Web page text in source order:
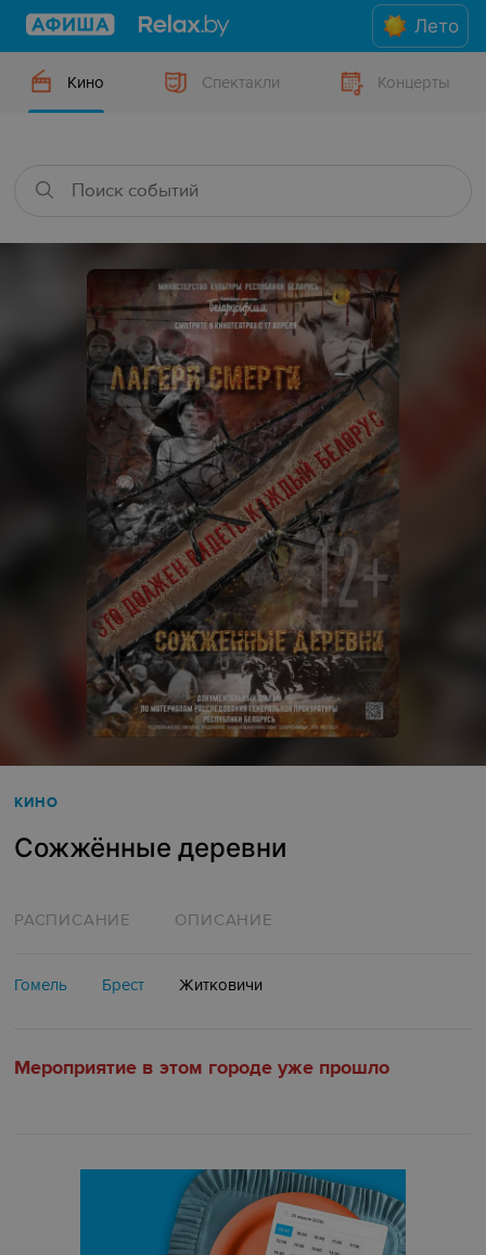
Лето
Кино Спектакли Концерты
КИНО
Сожжённые деревни
РАСПИСАНИЕ ОПИСАНИЕ
Гомель Брест Житковичи
Мероприятие в этом городе уже прошло